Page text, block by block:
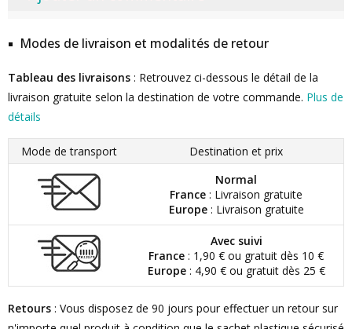
Modes de livraison et modalités de retour
Tableau des livraisons : Retrouvez ci-dessous le détail de la
livraison gratuite selon la destination de votre commande. Plus de
détails
Mode de transport
Destination et prix
Normal
France : Livraison gratuite
Europe: Livraison gratuite
Avec suivi
France : 1,90 € ou gratuit dès 10 €
Europe: 4,90 € ou gratuit dès 25 €
Retours : Vous disposez de 90 jours pour effectuer un retour sur